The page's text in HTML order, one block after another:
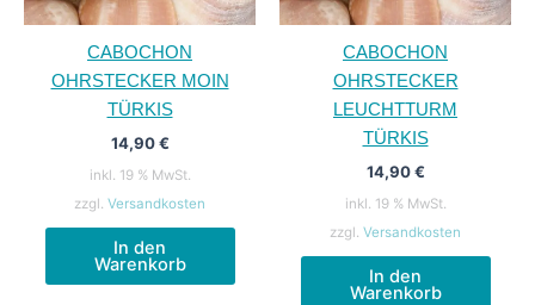
CABOCHON
OHRSTECKER MOIN
TÜRKIS
14,90€
inkl. 19 % MwSt.
zzgl. Versandkosten
In den
Warenkorb
CABOCHON
OHRSTECKER
LEUCHTTURM
TÜRKIS
14,90€
inkl. 19 % MwSt.
zzgl. Versandkosten
In den
Warenkorb